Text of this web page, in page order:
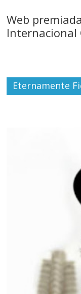
Web
Internacional
Eternamente